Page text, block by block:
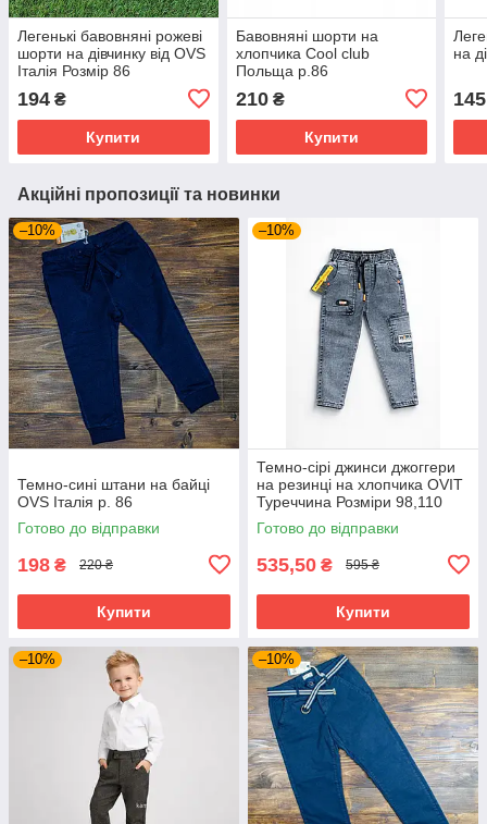
Легенькі бавовняні рожеві
шорти на дівчинку від OVS
Італія Розмір 86
194 ₴
Купити
Бавовняні шорти на
хлопчика Cool club
Польща р.86
210₴
Купити
на
145
Акційні пропозиції та новинки
–10%
Темно-сині штани на байці
OVS Італія р. 86
Готово до відправки
198 ₴ 220 ₴
Купити
–10%
Темно-сірі джинси джоггери
на резинці на хлопчика OVIT
Туреччина Розміри 98,110
Готово до відправки
535,50 ₴ 595 ₴
Купити
–10% –10%